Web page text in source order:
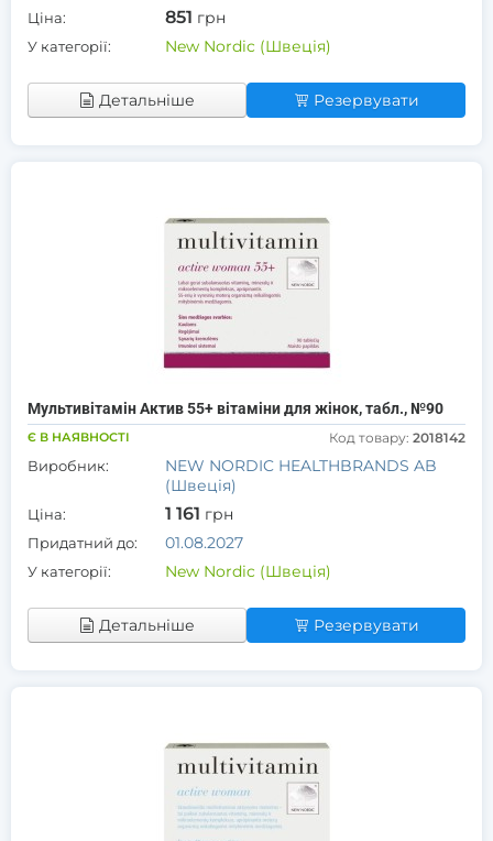
Ціна: 851 грн
У категорії: New Nordic (Швеція)
Детальніше Резервувати
Мультивітамін Актив 55+ вітаміни для жінок, табл., №90
Є В НАЯВНОСТІ Код товару: 2018142
Виробник:
NEW NORDIC HEALTHBRANDS AB
(Швеція)
Ціна: 1 161 грн
Придатний до: 01.08.2027
У категорії: New Nordic (Швеція)
Детальніше Резервувати